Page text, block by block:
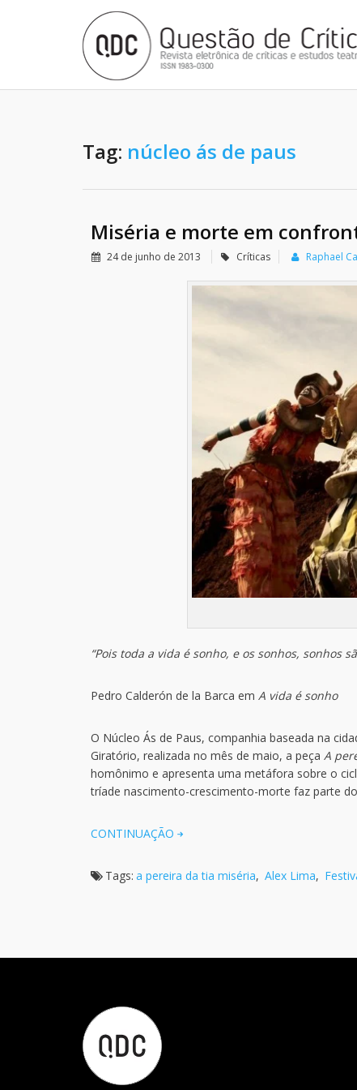
Tag: núcleo ás de paus
Miséria e morte em
24 de junho de 2013 Críticas Raphael
“Pois toda a vida é sonho, e os sonhos, sonhos
Pedro Calderón de la Barca em A vida é sonho
O Núcleo Ás de Paus, companhia baseada na
Giratório, realizada no mês de maio, a peça A
homônimo e apresenta uma metáfora sobre o
tríade nascimento-crescimento-morte faz parte
CONTINUAÇÃO
Tags: a pereira da tia miséria, Alex Lima,